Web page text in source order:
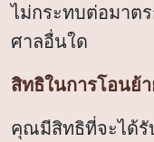
ไม่กระทบต่อมาต
ศาลอื่นใด
สิทธิในการโอนย้
คุณมีสิทธิที่จะได้รั